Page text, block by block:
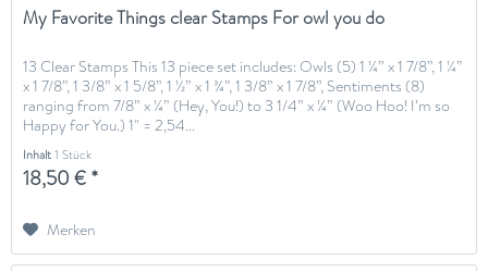
My Favorite Things clear Stamps For owl you do
13 Clear Stamps This 13 piece set includes: Owls (5) 1 ¼” x 1 7/8”, 1 ¼”
x 1 7/8”, 1 3/8” x 1 5/8”, 1 ½” x 1 ¾”, 1 3/8” x 1 7/8”, Sentiments (8)
ranging from 7/8” x ¼” (Hey, You!) to 3 1/4” x ¼” (Woo Hoo! I’m so
Happy for You.) 1" = 2,54...
Inhalt1 Stück
18,50 € *
Merken